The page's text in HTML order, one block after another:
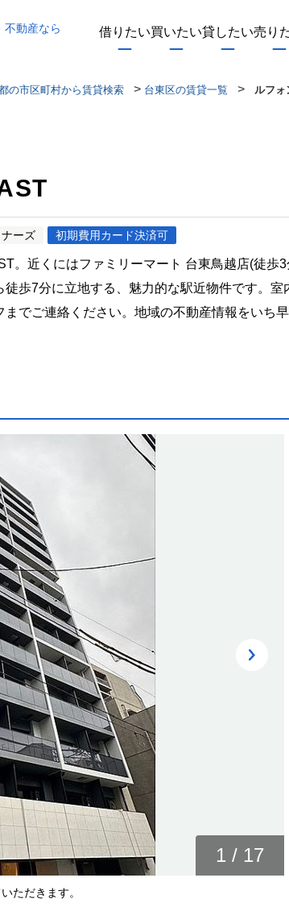
不動産なら
借りたい買いたい貸したい売り
の市区町村から賃貸検索 > 台東区の賃貸一覧 > ルフォ
ーズ 初期費用カード決済可
。近くにはファミリーマート 台東鳥越店(徒
歩7分に立地する、魅力的な駅近物件です。
でご連絡ください。地域の不動産情報をいち早
1 / 17
ただきます。